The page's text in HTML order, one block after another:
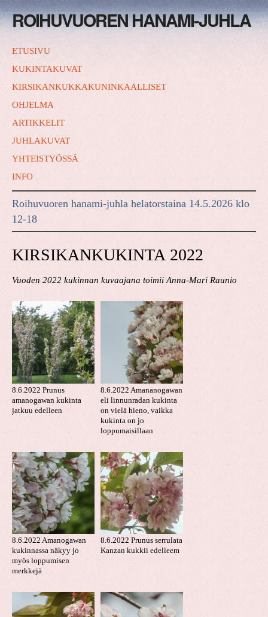
ROIHUVUOREN HANAMI-JUHLA
ETUSIVU
KUKINTAKUVAT
KIRSIKANKUKKAKUNINKAALLISET
OHJELMA
ARTIKKELIT
JUHLAKUVAT
YHTEISTYÖSSÄ
INFO
Roihuvuoren hanami-juhla helatorstaina 14.5.2026 klo
12-18
KIRSIKANKUKINTA 2022
Vuoden 2022 kukinnan kuvaajana toimii Anna-Mari Raunio
8.6.2022 Prunus
amanogawan kukinta
jatkuu edelleen
8.6.2022 Amananogawan
eli linnunradan kukinta
on vielä hieno, vaikka
kukinta on jo
loppumaisillaan
8.6.2022 Amanogawan
kukinnassa näkyy jo
myös loppumisen
merkkejä
8.6.2022 Prunus serrulata
Kanzan kukkii edelleem